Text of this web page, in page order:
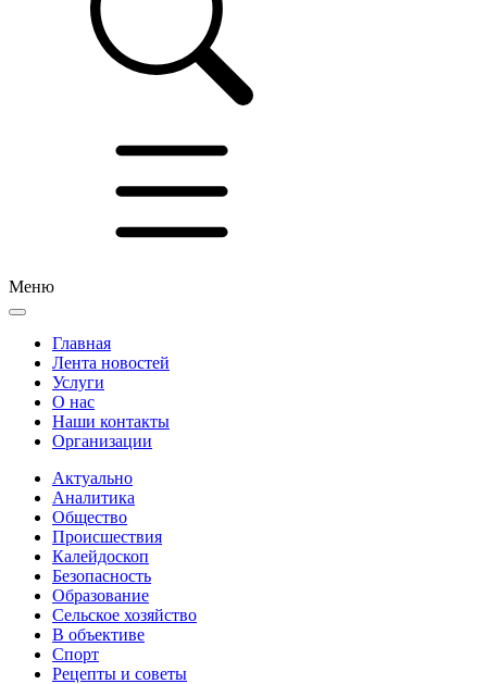
Меню
Главная
Лента новостей
Услуги
О нас
Наши контакты
Организации
Актуально
Аналитика
Общество
Происшествия
Калейдоскоп
Безопасность
Образование
Сельское хозяйство
В объективе
Спорт
Рецепты и советы